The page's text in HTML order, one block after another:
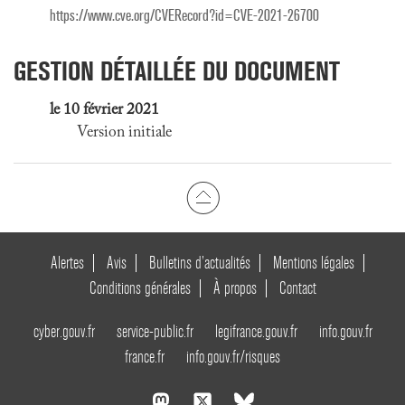
https://www.cve.org/CVERecord?id=CVE-2021-26700
GESTION DÉTAILLÉE DU DOCUMENT
le 10 février 2021
Version initiale
Alertes Avis Bulletins d’actualités
Mentions légales
Conditions générales
À propos Contact
cyber.gouv.fr service-public.fr legifrance.gouv.fr
info.gouv.fr
france.fr
info.gouv.fr/risques